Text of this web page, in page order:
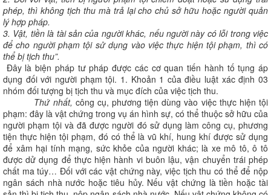
phép, thì không tịch thu mà trả lại cho chủ sở hữu hoặc người quản
lý hợp pháp.
3. Vật, tiền là tài sản của người khác, nếu người này có lỗi trong việc
để cho người phạm tội sử dụng vào việc thực hiện tội phạm, thì có
thể bị tịch thu”.
Đây là biện pháp tư pháp được các cơ quan tiến hành tố tụng áp
dụng đối với người phạm tội. 1. Khoản 1 của điều luật xác định 03
nhóm đối tượng bị tịch thu và mục đích của việc tịch thu.
Thứ nhất, công cụ, phương tiện dùng vào việc thực hiện tội
phạm: đây là vật chứng trong vụ án hình sự, có thể thuộc sở hữu của
người phạm tội và đã được người đó sử dụng làm công cụ, phương
tiện thực hiện tội phạm, đó có thể là vũ khí, hung khí được sử dụng
để xâm hại tính mạng, sức khỏe của người khác; là xe mô tô, ô tô
được dử dụng để thực hiện hành vi buôn lậu, vận chuyển trái phép
chất ma túy… Đối với các vật chứng này, việc tịch thu có thể để nộp
ngân sách nhà nước hoặc tiêu hủy. Nếu vật chứng là tiền hoặc tài